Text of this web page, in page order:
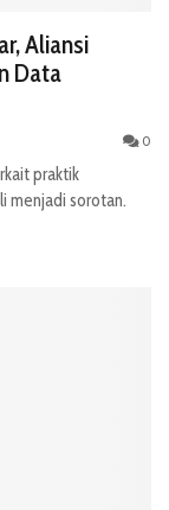
Aliansi
Data
0
praktik
menjadi sorotan.